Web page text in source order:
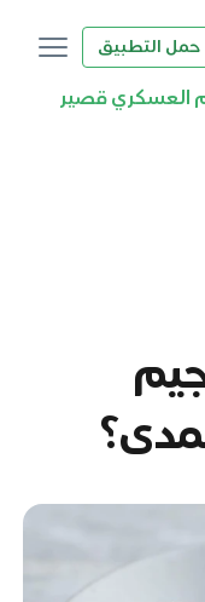
حمل التطبيق
العسكري قصير